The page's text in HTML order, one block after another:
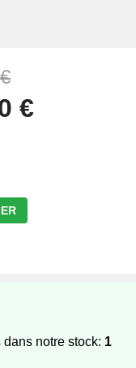
€
notre stock: 1